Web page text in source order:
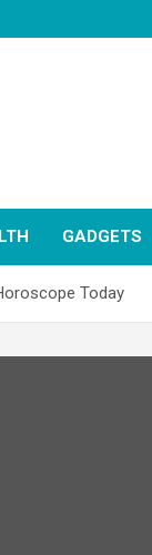
GADGETS
Today